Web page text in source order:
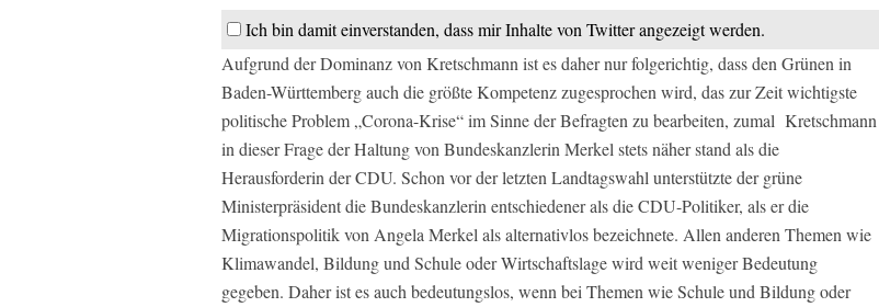
Ich bin damit einverstanden, dass mir Inhalte von Twitter angezeigt werden.
Aufgrund der Dominanz von Kretschmann ist es daher nur folgerichtig, dass den Grünen in
Baden-Württemberg auch die größte Kompetenz zugesprochen wird, das zur Zeit wichtigste
politische Problem „Corona-Krise“ im Sinne der Befragten zu bearbeiten, zumal Kretschmann
in dieser Frage der Haltung von Bundeskanzlerin Merkel stets näher stand als die
Herausforderin der CDU. Schon vor der letzten Landtagswahl unterstützte der grüne
Ministerpräsident die Bundeskanzlerin entschiedener als die CDU-Politiker, als er die
Migrationspolitik von Angela Merkel als alternativlos bezeichnete. Allen anderen Themen wie
Klimawandel, Bildung und Schule oder Wirtschaftslage wird weit weniger Bedeutung
gegeben. Daher ist es auch bedeutungslos, wenn bei Themen wie Schule und Bildung oder